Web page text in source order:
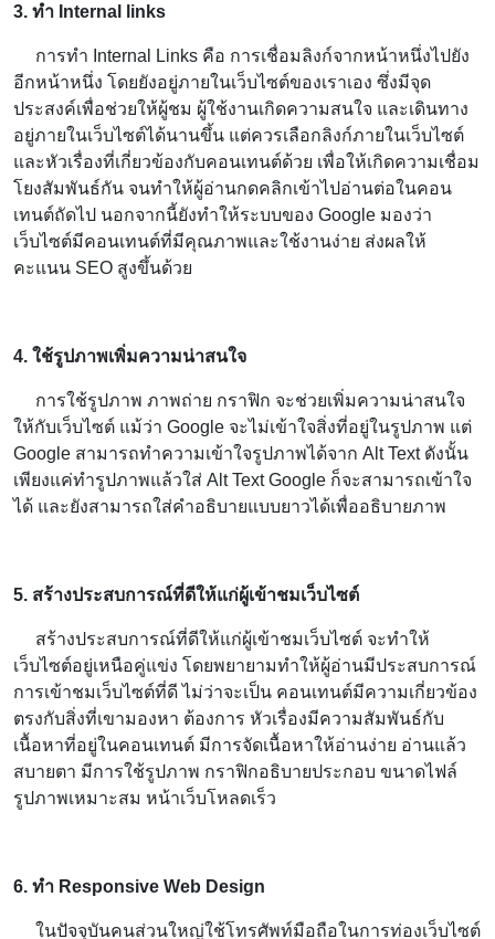
3. ทำ Internal links
การทำ Internal Links คือ การเชื่อมลิงก์จากหน้าหนึ่งไปยัง
อีกหน้าหนึ่ง โดยยังอยู่ภายในเว็บไซต์ของเราเอง ซึ่งมีจุด
ประสงค์เพื่อช่วยให้ผู้ชม ผู้ใช้งานเกิดความสนใจ และเดินทาง
อยู่ภายในเว็บไซต์ได้นานขึ้น แต่ควรเลือกลิงก์ภายในเว็บไซต์
และหัวเรื่องที่เกี่ยวข้องกับคอนเทนต์ด้วย เพื่อให้เกิดความเชื่อม
โยงสัมพันธ์กัน จนทำให้ผู้อ่านกดคลิกเข้าไปอ่านต่อในคอน
เทนต์ถัดไป นอกจากนี้ยังทำให้ระบบของ Google มองว่า
เว็บไซต์มีคอนเทนต์ที่มีคุณภาพและใช้งานง่าย ส่งผลให้
คะแนน SEO สูงขึ้นด้วย
4. ใช้รูปภาพเพิ่มความน่าสนใจ
การใช้รูปภาพ ภาพถ่าย กราฟิก จะช่วยเพิ่มความน่าสนใจ
ให้กับเว็บไซต์ แม้ว่า Google จะไม่เข้าใจสิ่งที่อยู่ในรูปภาพ แต่
Google สามารถทำความเข้าใจรูปภาพได้จาก Alt Text ดังนั้น
เพียงแค่ทำรูปภาพแล้วใส่ Alt Text Google ก็จะสามารถเข้าใจ
ได้ และยังสามารถใส่คำอธิบายแบบยาวได้เพื่ออธิบายภาพ
5. สร้างประสบการณ์ที่ดีให้แก่ผู้เข้าชมเว็บไซต์
สร้างประสบการณ์ที่ดีให้แก่ผู้เข้าชมเว็บไซต์ จะทำให้
เว็บไซต์อยู่เหนือคู่แข่ง โดยพยายามทำให้ผู้อ่านมีประสบการณ์
การเข้าชมเว็บไซต์ที่ดี ไม่ว่าจะเป็น คอนเทนต์มีความเกี่ยวข้อง
ตรงกับสิ่งที่เขามองหา ต้องการ หัวเรื่องมีความสัมพันธ์กับ
เนื้อหาที่อยู่ในคอนเทนต์ มีการจัดเนื้อหาให้อ่านง่าย อ่านแล้ว
สบายตา มีการใช้รูปภาพ กราฟิกอธิบายประกอบ ขนาดไฟล์
รูปภาพเหมาะสม หน้าเว็บโหลดเร็ว
6. ทำ Responsive Web Design
ในปัจจุบันคนส่วนใหญ่ใช้โทรศัพท์มือถือในการท่องเว็บไซต์